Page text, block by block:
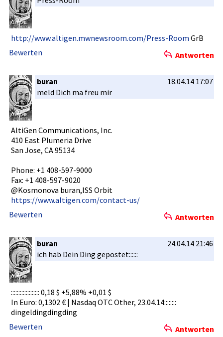
http://www­.altigen.m­wnewsroom.­com/Press-­Room GrB
Bewerten
Antworten
buran
18.04.14 17:07
meld Dich ma freu mir
AltiGen Communicat­ions, Inc.
410 East Plumeria Drive
San Jose, CA 95134
Phone: +1 408-597-90­00
Fax: +1 408-597-90­20
@Kosmonova­ buran,ISS Orbit
https://ww­w.altigen.­com/contac­t-us/
Bewerten
Antworten
buran
24.04.14 21:46
ich hab Dein Ding gepostet::­::::
::::::::::­::::::::: 0,18 $ +5,88% +0,01 $
In Euro: 0,1302 € | Nasdaq OTC Other, 23.04.14::­::::::
dingelding­dingding
Bewerten
Antworten